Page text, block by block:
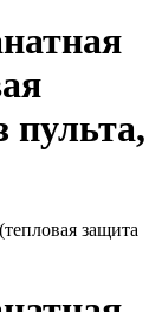
пульта,